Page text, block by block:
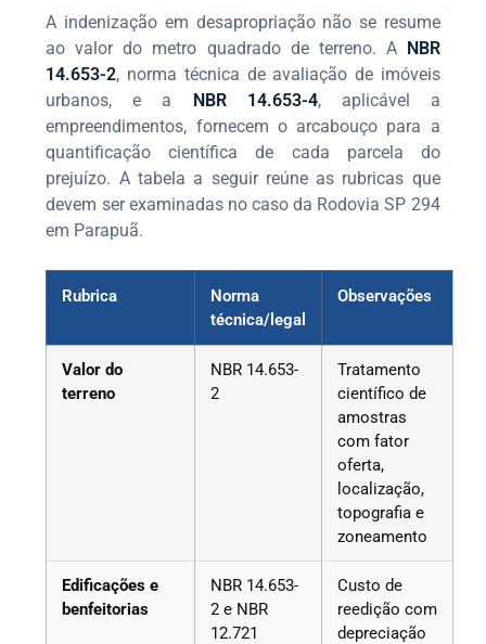
A indenização em desapropriação não se resume
ao valor do metro quadrado de terreno. A NBR
14.653-2, norma técnica de avaliação de imóveis
urbanos, e a NBR 14.653-4, aplicável a
empreendimentos, fornecem o arcabouço para a
quantificação científica de cada parcela do
prejuízo. A tabela a seguir reúne as rubricas que
devem ser examinadas no caso da Rodovia SP 294
em Parapuã.
Rubrica
Norma
técnica/legal
Observações
Valor do
terreno
NBR 14.653-
2
Tratamento
científico de
amostras
com fator
oferta,
localização,
topografia e
zoneamento
Edificações e
benfeitorias
NBR 14.653-
2 e NBR
12.721
Custo de
reedição com
depreciação